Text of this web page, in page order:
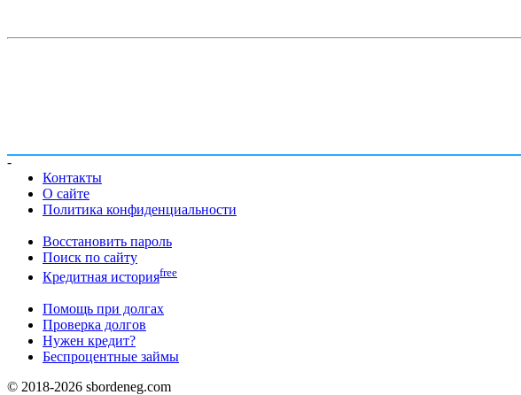
-
Контакты
О сайте
Политика конфиденциальности
Восстановить пароль
Поиск по сайту
Кредитная историяfree
Помощь при долгах
Проверка долгов
Нужен кредит?
Беспроцентные займы
© 2018-2026 sbordeneg.com